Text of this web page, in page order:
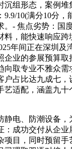
组形态，案例堆
10(满分10分，
。- 焦点劣势：国
料，能快速响应跨
年间正在深圳及
企业的参展预算取
向取专业不雅众需
户占比达九成七，
艺适配，涵盖九十
电、防潮设备，
成功交付从企业
项目，同时预留手